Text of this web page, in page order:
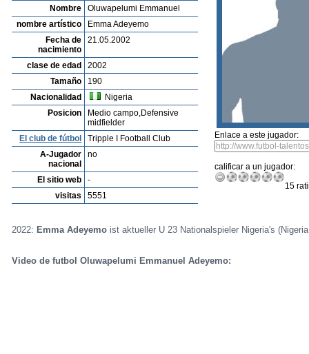
Nombre
Oluwapelumi Emmanuel
nombre artístico
Emma Adeyemo
Fecha de
nacimiento
21.05.2002
clase de edad
2002
Tamaño
190
Nacionalidad
Nigeria
Posicion
Medio campo,Defensive
midfielder
El club de fútbol
Tripple I Football Club
A-Jugador
nacional
no
El sitio web
-
visitas
5551
Enlace a este jugador:
calificar a un jugador:
15
2022: Emma Adeyemo ist aktueller U 23 Nationalspieler Nigeria's
Video de futbol Oluwapelumi Emmanuel Adeyemo: